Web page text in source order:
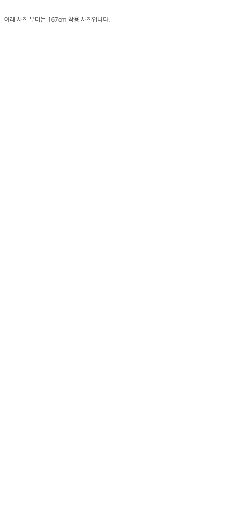
아래 사진 부터는 167cm 착용 사진입니다.